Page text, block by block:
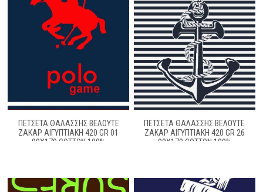
ΠΕΤΣΕΤΑ ΘΑΛΑΣΣΗΣ ΒΕΛΟΥΤΕ
ΖΑΚΆΡ ΑΙΓΥΠΤΙΑΚΉ 420 GR 01
90X170 COTTON 100%
ΠΕΤΣΕΤΑ ΘΑΛΑΣΣΗΣ ΒΕΛΟΥΤΕ
ΖΑΚΆΡ ΑΙΓΥΠΤΙΑΚΉ 420 GR 26
90X170 COTTON 100%